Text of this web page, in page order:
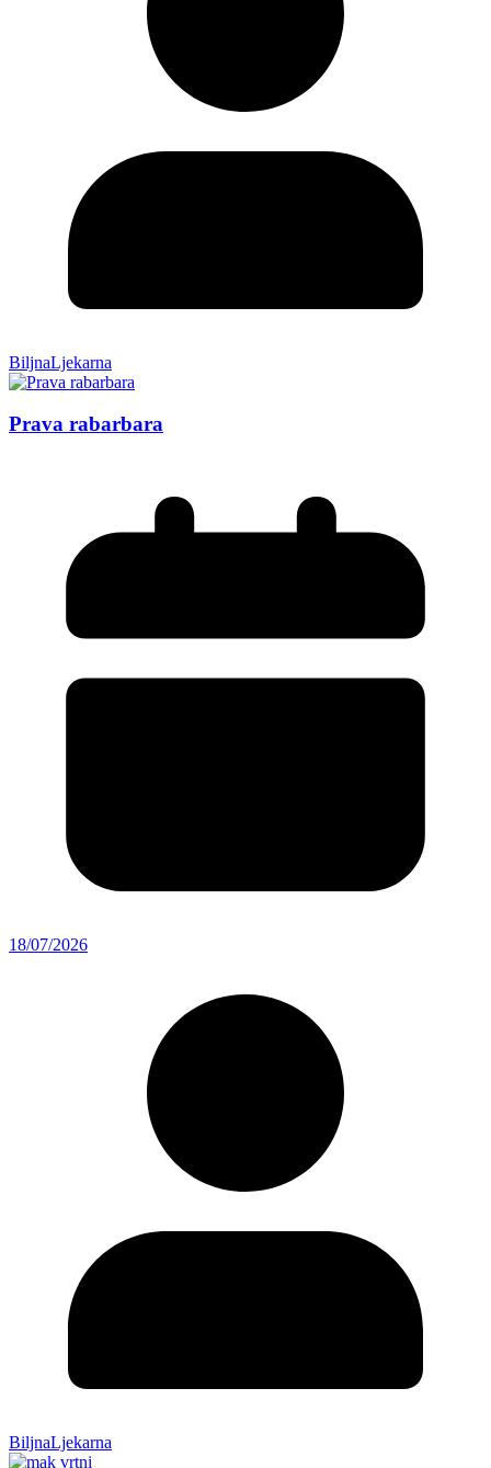
BiljnaLjekarna
Prava rabarbara
18/07/2026
BiljnaLjekarna